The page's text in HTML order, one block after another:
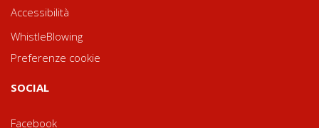
Accessibilità
WhistleBlowing
Preferenze cookie
SOCIAL
Facebook